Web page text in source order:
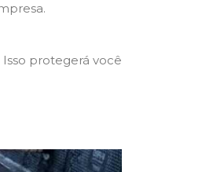
protegerá você